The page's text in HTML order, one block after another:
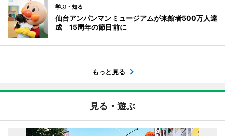
学ぶ・知る
仙台アンパンマンミュージアムが来館者500万人達
成 15周年の節目前に
もっと見る
見る・遊ぶ